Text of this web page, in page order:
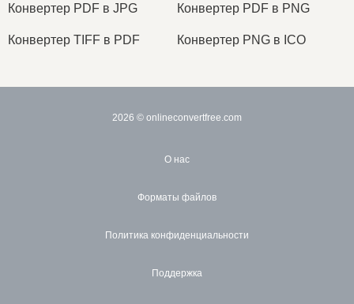
Конвертер PDF в JPG Конвертер PDF в PNG
Конвертер TIFF в PDF Конвертер PNG в ICO
2026 © onlineconvertfree.com
О нас
Форматы файлов
Политика конфиденциальности
Поддержка